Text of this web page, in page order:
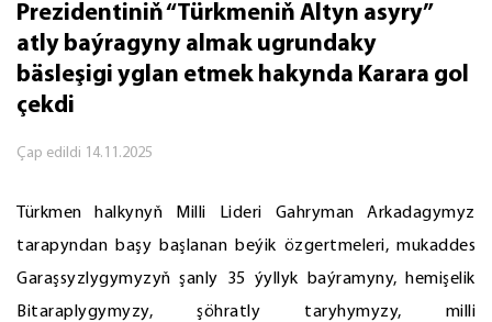
Prezidentiniň “Türkmeniň Altyn asyry”
atly baýragyny almak ugrundaky
bäsleşigi yglan etmek hakynda Karara gol
çekdi
Çap edildi 14.11.2025
Türkmen halkynyň Milli Lideri Gahryman Arkadagymyz
tarapyndan başy başlanan beýik özgertmeleri, mukaddes
Garaşsyzlygymyzyň şanly 35 ýyllyk baýramyny, hemişelik
Bitaraplygymyzy, şöhratly taryhymyzy, milli